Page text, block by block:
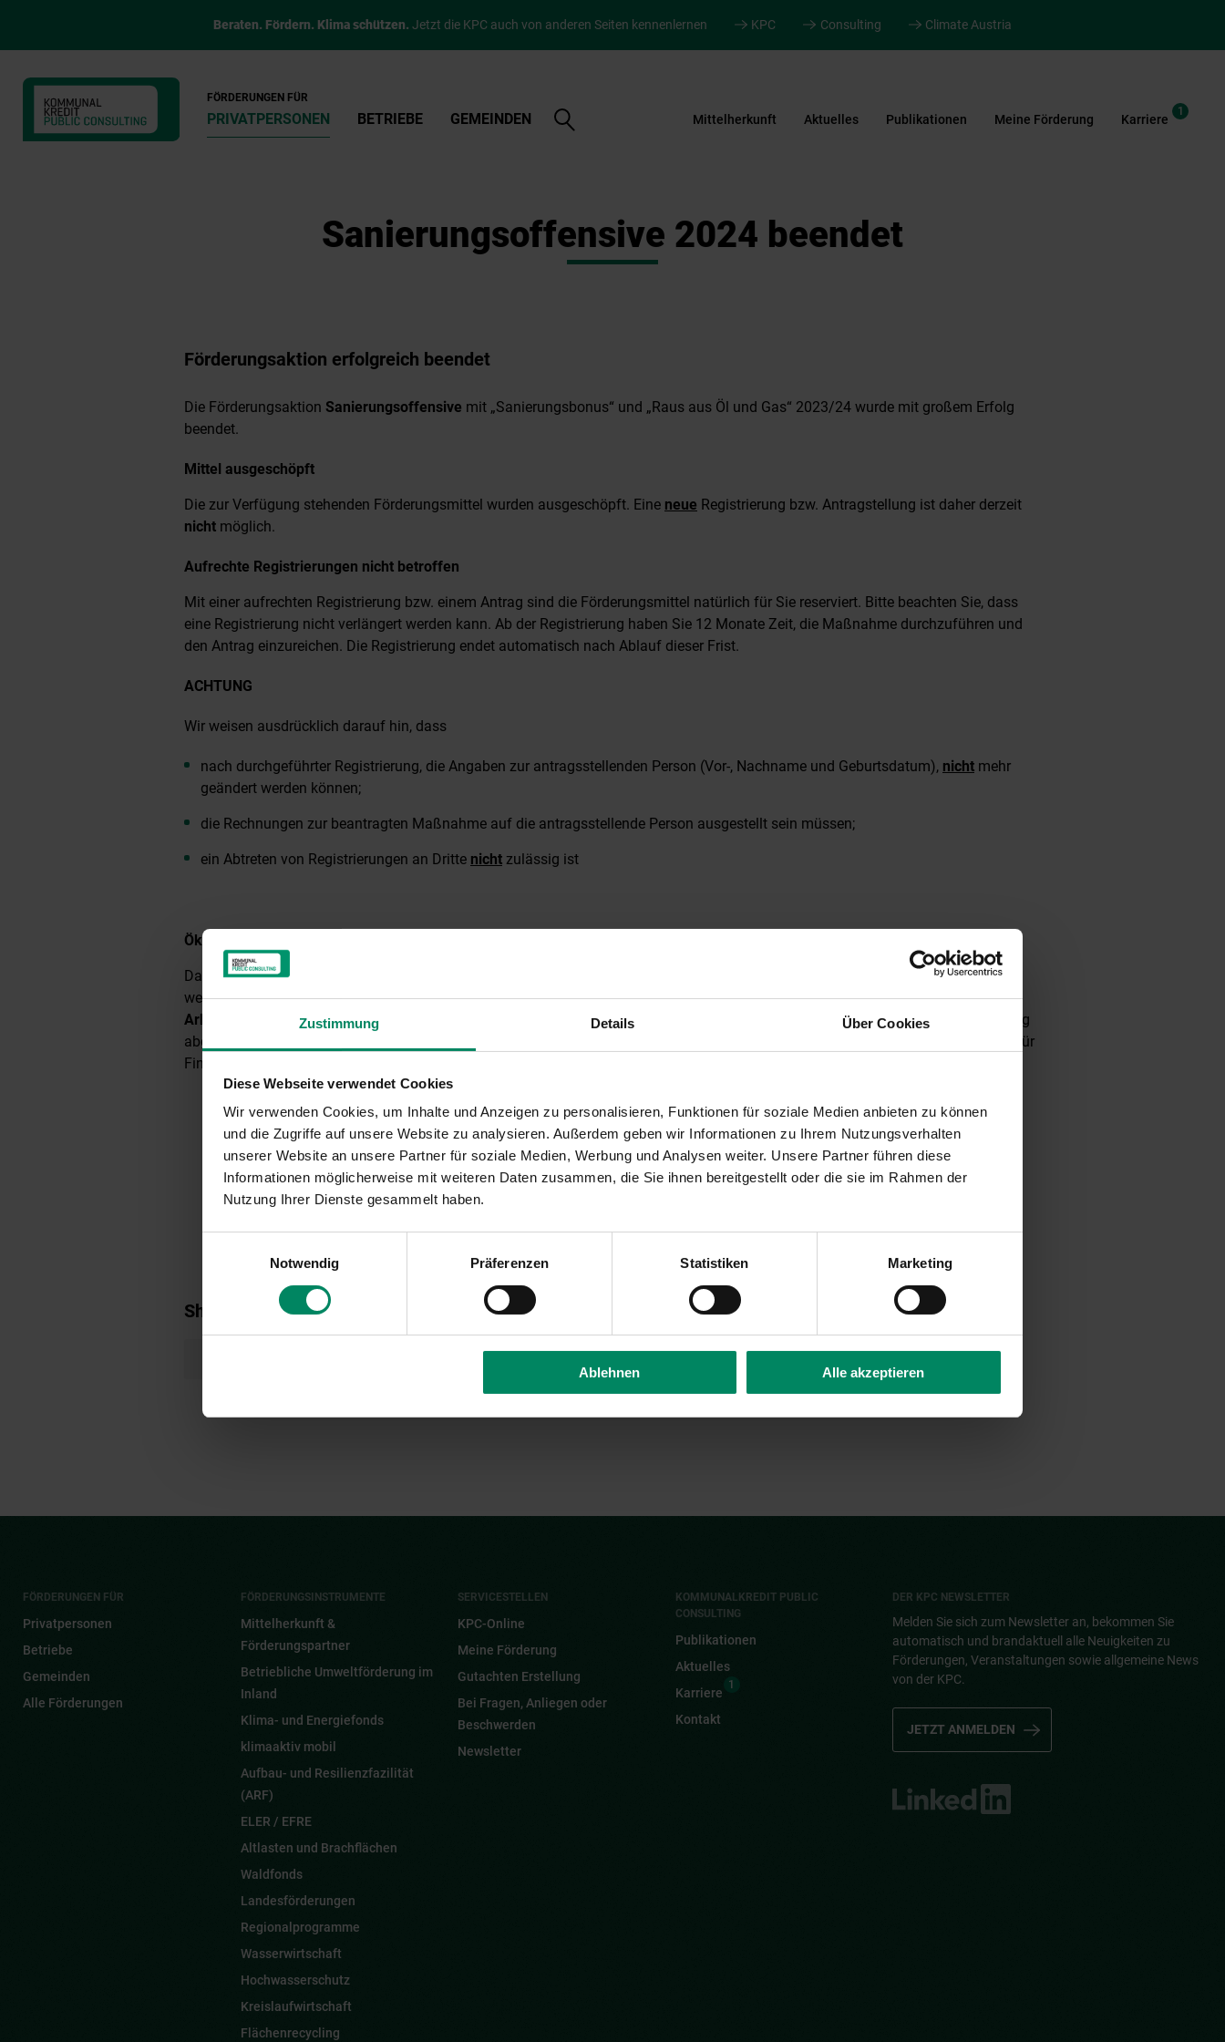
Zustimmung Details Über Cookies
Diese Webseite verwendet Cookies
Wir verwenden Cookies, um Inhalte und Anzeigen zu personalisieren, Funktionen für soziale Medien anbieten zu können
und die Zugriffe auf unsere Website zu analysieren. Außerdem geben wir Informationen zu Ihrem Nutzungsverhalten
unserer Website an unsere Partner für soziale Medien, Werbung und Analysen weiter. Unsere Partner führen diese
Informationen möglicherweise mit weiteren Daten zusammen, die Sie ihnen bereitgestellt oder die sie im Rahmen der
Nutzung Ihrer Dienste gesammelt haben.
Notwendig
Präferenzen Statistiken Marketing
Ablehnen Alle akzeptieren
Beraten. Fördern. Klima schützen. Jetzt die KPC auch von anderen Seiten kennenlernen KPC Consulting Climate Austria
FÖRDERUNGEN FÜR
PRIVATPERSONEN BETRIEBE GEMEINDEN
Suche
öffnen
Mittelherkunft Aktuelles Publikationen Meine Förderung Karriere
1
Sanierungsoffensive 2024 beendet
Förderungsaktion erfolgreich beendet
Die Förderungsaktion Sanierungsoffensive mit „Sanierungsbonus“ und „Raus aus Öl und Gas“ 2023/24 wurde mit großem Erfolg
beendet.
Mittel ausgeschöpft
Die zur Verfügung stehenden Förderungsmittel wurden ausgeschöpft. Eine neue Registrierung bzw. Antragstellung ist daher derzeit
nicht möglich.
Aufrechte Registrierungen nicht betroffen
Mit einer aufrechten Registrierung bzw. einem Antrag sind die Förderungsmittel natürlich für Sie reserviert. Bitte beachten Sie, dass
eine Registrierung nicht verlängert werden kann. Ab der Registrierung haben Sie 12 Monate Zeit, die Maßnahme durchzuführen und
den Antrag einzureichen. Die Registrierung endet automatisch nach Ablauf dieser Frist.
ACHTUNG
Wir weisen ausdrücklich darauf hin, dass
nach durchgeführter Registrierung, die Angaben zur antragsstellenden Person (Vor-, Nachname und Geburtsdatum), nicht mehr
geändert werden können;
die Rechnungen zur beantragten Maßnahme auf die antragsstellende Person ausgestellt sein müssen;
ein Abtreten von Registrierungen an Dritte nicht zulässig ist
Öko-Sonderausgabenpauschale
Das Öko-Sonderausgabenpauschale
der Förderung beantragt
werden. Erfolgt dieAuszahlung der Förderung im Jahr 2025, kann das Öko-Sonderausgabenpauschale erst mit der
Arbeitnehmerveranlagung für 2025
geltend gemacht werden. Die Beantragung wird im Rahmen der Antragstellung/Endabrechnung
abgefragt und ist verpflichtend zu beantworten. Nähere Informationen dazu finden sich auf den Kanälen des Bundesministeriums für
Finanzen.
Shortlink
FÖRDERUNGEN FÜR
Privatpersonen
Betriebe
Gemeinden
Alle Förderungen
FÖRDERUNGSINSTRUMENTE
Mittelherkunft &
Förderungspartner
Betriebliche Umweltförderung im
Inland
Klima- und Energiefonds
klimaaktiv mobil
Aufbau- und Resilienzfazilität
(ARF)
ELER / EFRE
Altlasten und Brachflächen
Waldfonds
Landesförderungen
Regionalprogramme
Wasserwirtschaft
Hochwasserschutz
Kreislaufwirtschaft
Flächenrecycling
SERVICESTELLEN
KPC-Online
Meine Förderung
Gutachten Erstellung
Bei Fragen, Anliegen oder
Beschwerden
Newsletter
KOMMUNALKREDIT PUBLIC
CONSULTING
Publikationen
Aktuelles
Karriere
1
Kontakt
DER KPC NEWSLETTER
Melden Sie sich zum Newsletter an, bekommen Sie
automatisch und brandaktuell alle Neuigkeiten zu
Förderungen, Veranstaltungen sowie allgemeine News
von der KPC.
JETZT ANMELDEN